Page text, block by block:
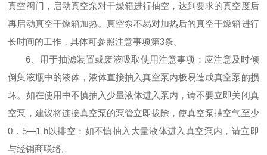
真空阀门，启动真空泵对干燥箱进行抽空，达到要求的真空度后
再启动真空干燥箱加热。真空泵不易对加热后的真空干燥箱进行
长时间的工作，具体可参照注意事项第3条。
6、用于抽滤装置或废液吸取使用注意事项： 应注意及时倾
倒集液瓶中的液体，液体直接抽入真空泵内极易造成真空泵的损
坏。如在使用中不慎抽入少量液体进入泵内，请不要立即关闭真
空泵，建议将连接真空泵的泵管立即拔除，使真空泵抽空气至少
0．5—1 h以排空：如不慎抽 入 大量液体进入真空泵内，请立即
与经销商联络。